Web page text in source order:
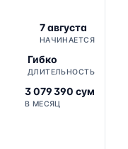
7 августа
НАЧИНАЕТСЯ
Гибко
ДЛИТЕЛЬНОСТЬ
3 079 390 сум
В МЕСЯЦ